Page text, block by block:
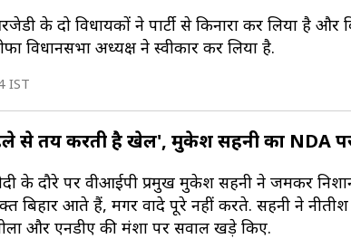
के दो विधायकों ने पार्टी से किनारा कर लिया है और
विधानसभा अध्यक्ष ने स्वीकार कर लिया है.
IST
से तय करती है खेल', मुकेश सहनी का NDA
के दौरे पर वीआईपी प्रमुख मुकेश सहनी ने जमकर
बिहार आते हैं, मगर वादे पूरे नहीं करते. सहनी ने
और एनडीए की मंशा पर सवाल खड़े किए.